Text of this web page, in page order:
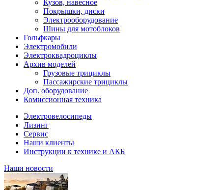
Кузов, навесное
Покрышки, диски
Электрооборудование
Шины для мотоблоков
Гольфкары
Электромобили
Электроквадроциклы
Архив моделей
Грузовые трициклы
Пассажирские трициклы
Доп. оборудование
Комиссионная техника
Электровелосипеды
Лизинг
Сервис
Наши клиенты
Инструкции к технике и АКБ
Наши новости